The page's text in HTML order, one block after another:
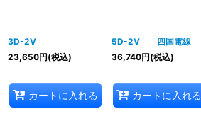
3D-2V
23,650円(税込)
カートに入れる
5D-2V 四国電線
36,740円(税込)
カートに入れる